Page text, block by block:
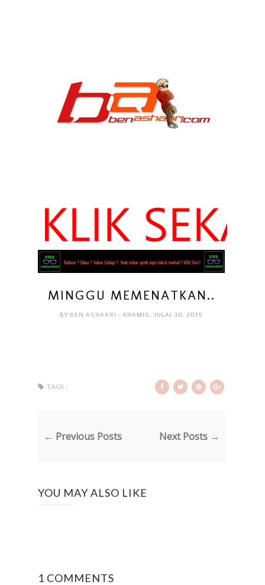
MINGGU MEMENATKAN..
BY BEN ASHAARI- KHAMIS, JULAI 30, 2015
TAGS :
← Previous Posts Next Posts →
YOU MAY ALSO LIKE
1 COMMENTS